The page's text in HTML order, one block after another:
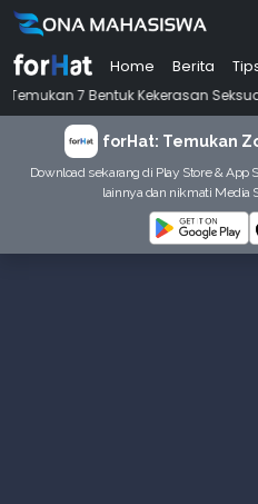
Home Berita
Bentuk Kekerasan Seksual • Maba
forHat: Temukan
Download sekarang di Play Store &
lainnya dan nikmati Media